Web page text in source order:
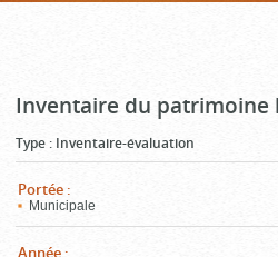
Inventaire du patrimoine
Type : Inventaire-évaluation
Portée :
Municipale